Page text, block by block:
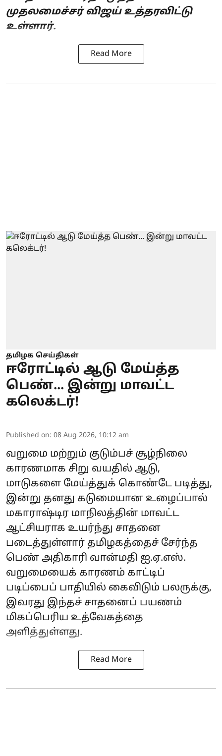
முதலமைச்சர் விஜய் உத்தரவிட்டு
உள்ளார்.
Read More
தமிழக செய்திகள்
ஈரோட்டில் ஆடு மேய்த்த
பெண்... இன்று மாவட்ட
கலெக்டர்!
Published on: 08 Aug 2026, 10:12 am
வறுமை மற்றும் குடும்பச் சூழ்நிலை
காரணமாக சிறு வயதில் ஆடு,
மாடுகளை மேய்த்துக் கொண்டே படித்து,
இன்று தனது கடுமையான உழைப்பால்
மகாராஷ்டிர மாநிலத்தின் மாவட்ட
ஆட்சியராக உயர்ந்து சாதனை
படைத்துள்ளார் தமிழகத்தைச் சேர்ந்த
பெண் அதிகாரி வான்மதி ஐ.ஏ.எஸ்.
வறுமையைக் காரணம் காட்டிப்
படிப்பைப் பாதியில் கைவிடும் பலருக்கு,
இவரது இந்தச் சாதனைப் பயணம்
மிகப்பெரிய உத்வேகத்தை
அளித்துள்ளது.
Read More